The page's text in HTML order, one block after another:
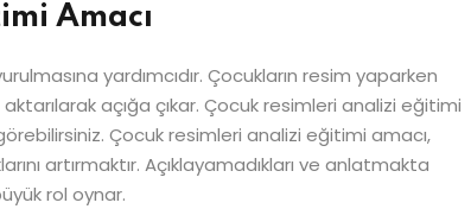
Amacı
yardımcıdır. Çocukların resim yaparken
açığa çıkar. Çocuk resimleri analizi eğitimi
Çocuk resimleri analizi eğitimi amacı,
artırmaktır. Açıklayamadıkları ve anlatmakta
rol oynar.